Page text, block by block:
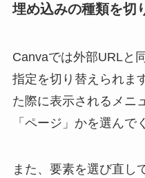
埋め込みの種類を切
Canvaでは外部URLと
指定を切り替えられま
た際に表示されるメニ
「ページ」かを選んで
また、要素を選び直し